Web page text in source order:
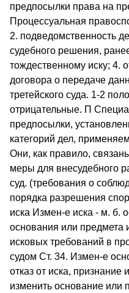
предпосылки права на
Процессуальная
2. подведомственность
судебного решения,
тождественному иску; 4.
договора о передаче
третейского суда. 1-2
отрицательные. П
предпосылки,
категорий дел,
Они, как правило,
меры для внесудебного
суд. (требования о
порядка разрешения
иска Измен-е иска - м. б.
основания или предмета
исковых требований в
судом Ст. 34. Измен-е
отказ от иска,
изменить основание или